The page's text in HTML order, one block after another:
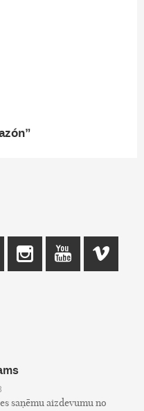
saņēmu aizdevumu no